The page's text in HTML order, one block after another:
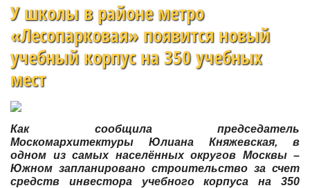
У школы в районе метро
«Лесопарковая» появится новый
учебный корпус на 350 учебных
мест
Как сообщила председатель
Москомархитектуры Юлиана Княжевская, в
одном из самых населённых округов Москвы –
Южном запланировано строительство за счет
средств инвестора учебного корпуса на 350